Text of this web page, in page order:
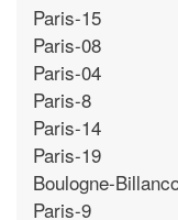
Paris-15
Paris-08
Paris-04
Paris-8
Paris-14
Paris-19
Boulogne-
Paris-9